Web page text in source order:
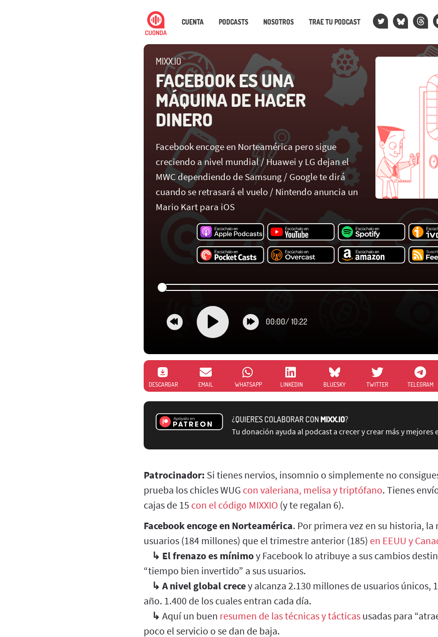
CUENTA PODCASTS NOSOTROS TRAE TU PODCAST
MIXX.IO
FACEBOOK ES UNA
MÁQUINA DE HACER
DINERO
Facebook encoge en Norteamérica pero sigue
creciendo a nivel mundial / Huawei y LG dejan el
MWC dependiendo de Samsung / Google te dirá
cuando se retrasará el vuelo / Nintendo anuncia un
Mario Kart para iOS
00:00/ 10:22
DESCARGAR EMAIL WHATSAPP LINKEDIN BLUESKY TWITTER TELEGRAM
¿QUIERES COLABORAR CONMIXX.IO?
Tu donación ayuda al podcast a crecer y crear más y mejores
Patrocinador: Si tienes nervios, insomnio o simplemente no
prueba los chicles WUG con valeriana, melisa y triptófano. Tienes
cajas de 15 con el código MIXXIO (y te regalan 6).
Facebook encoge en Norteamérica. Por primera vez en su historia,
usuarios (184 millones) que el trimestre anterior (185) en EEUU y
↳ El frenazo es mínimoy Facebook lo atribuye a sus cambios
“tiempo bien invertido” a sus usuarios.
↳ A nivel global crecey alcanza 2.130 millones de usuarios únicos,
año. 1.400 de los cuales entran cada día.
↳ Aquí un buen resumen de las técnicas y tácticas usadas para
poco el servicio o se dan de baja.